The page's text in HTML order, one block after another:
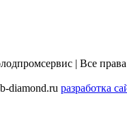
| Все
diamond.ru разработка